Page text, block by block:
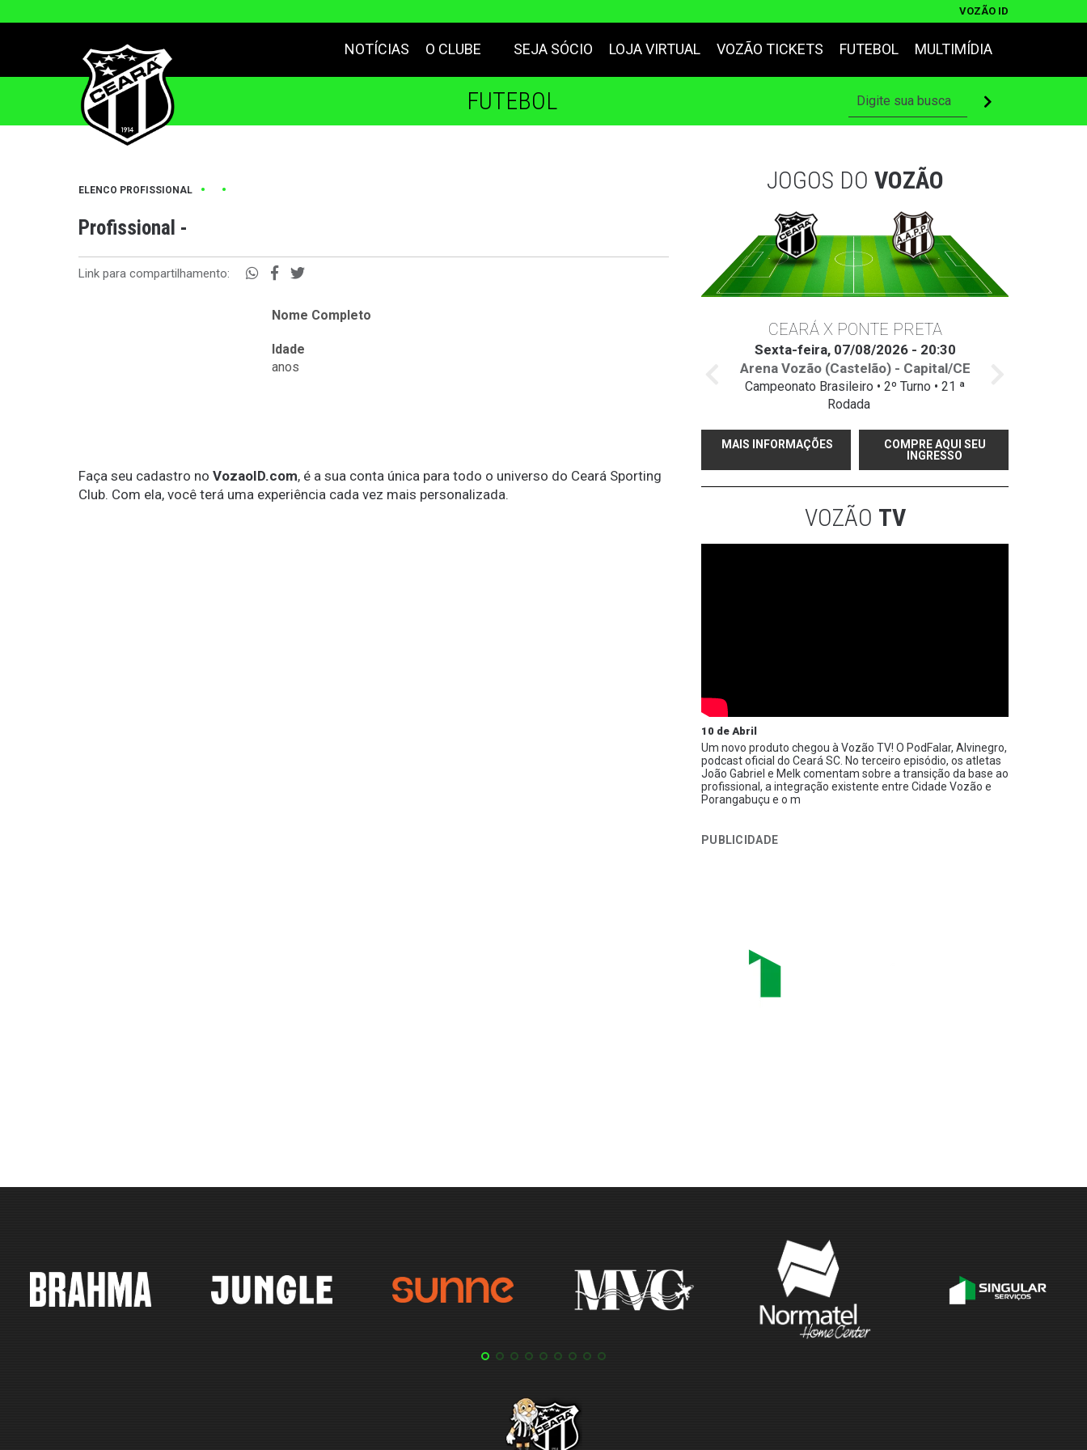
VOZÃO ID
NOTÍCIAS O CLUBE SEJA SÓCIO LOJA VIRTUAL VOZÃO TICKETS FUTEBOL MULTIMÍDIA
FUTEBOL
ELENCO PROFISSIONAL • •
Profissional -
Link para compartilhamento:
Nome Completo
Idade
anos
Faça seu cadastro no VozaoID.com, é a sua conta única para todo o universo do Ceará Sporting
Club. Com ela, você terá uma experiência cada vez mais personalizada.
JOGOS DO VOZÃO
CEARÁ X PONTE PRETA
Sexta-feira, 07/08/2026 - 20:30
Arena Vozão (Castelão) - Capital/CE
Campeonato Brasileiro • 2º Turno • 21 ª
Rodada
MAIS INFORMAÇÕES
COMPRE AQUI SEU
INGRESSO
VOZÃO TV
10 de Abril
Um novo produto chegou à Vozão TV! O PodFalar, Alvinegro,
podcast oficial do Ceará SC. No terceiro episódio, os atletas
João Gabriel e Melk comentam sobre a transição da base ao
profissional, a integração existente entre Cidade Vozão e
Porangabuçu e o m
PUBLICIDADE